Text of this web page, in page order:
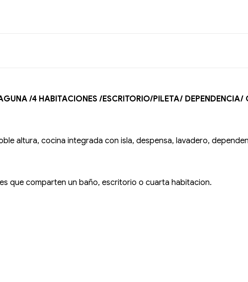
/4 HABITACIONES /ESCRITORIO/PILETA/ DEPENDENCIA/
altura, cocina integrada con isla, despensa, lavadero,
que comparten un baño, escritorio o cuarta habitacion.